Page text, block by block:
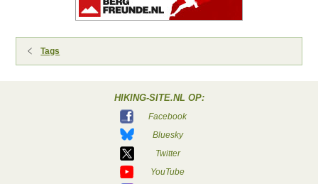
Tags
HIKING-SITE.NL OP:
Facebook
Bluesky
Twitter
YouTube